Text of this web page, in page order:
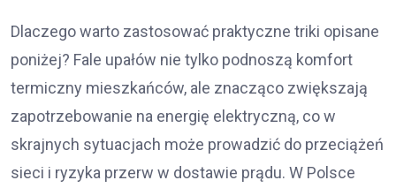
Dlaczego warto zastosować praktyczne triki opisane
poniżej? Fale upałów nie tylko podnoszą komfort
termiczny mieszkańców, ale znacząco zwiększają
zapotrzebowanie na energię elektryczną, co w
skrajnych sytuacjach może prowadzić do przeciążeń
sieci i ryzyka przerw w dostawie prądu. W Polsce